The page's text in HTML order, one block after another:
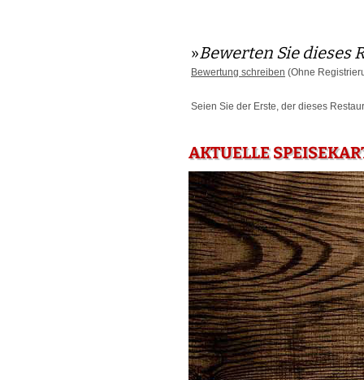
»Bewerten Sie dieses
Bewertung schreiben (Ohne
Seien Sie der Erste, der dieses
AKTUELLE